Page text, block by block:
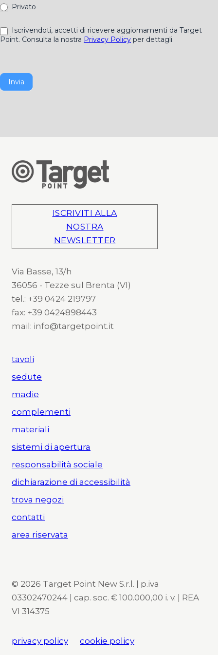
Privato
Iscrivendoti, accetti di ricevere aggiornamenti da Target
Point. Consulta la nostra Privacy Policy per dettagli.
Invia
ISCRIVITI ALLA
NOSTRA
NEWSLETTER
Via Basse, 13/h
36056 - Tezze sul Brenta (VI)
tel.: +39 0424 219797
fax: +39 0424898443
mail: info@targetpoint.it
tavoli
sedute
madie
complementi
materiali
sistemi di apertura
responsabilità sociale
dichiarazione di accessibilità
trova negozi
contatti
area riservata
© 2026 Target Point New S.r.l. | p.iva
03302470244 | cap. soc. € 100.000,00 i. v. | REA
VI 314375
privacy policy cookie policy